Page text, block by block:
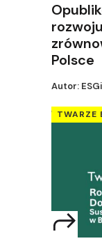
Polsce
Autor:
TWARZE